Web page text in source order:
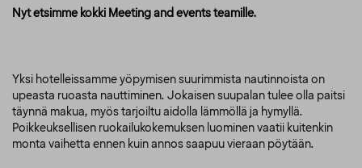
Nyt etsimme kokki Meeting and events teamille.
Yksi hotelleissamme yöpymisen suurimmista nautinnoista on
upeasta ruoasta nauttiminen. Jokaisen suupalan tulee olla paitsi
täynnä makua, myös tarjoiltu aidolla lämmöllä ja hymyllä.
Poikkeuksellisen ruokailukokemuksen luominen vaatii kuitenkin
monta vaihetta ennen kuin annos saapuu vieraan pöytään.